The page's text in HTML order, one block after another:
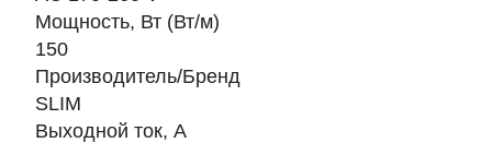
Мощность, Вт (Вт/м)
150
Производитель/Бренд
SLIM
Выходной ток, А